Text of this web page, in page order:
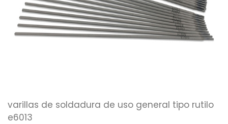
varillas de soldadura de uso general tipo rutilo
e6013